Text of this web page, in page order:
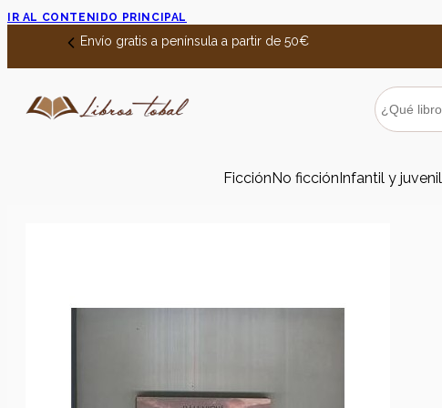
IR AL CONTENIDO PRINCIPAL
Envío gratis a península a partir de 50€
FicciónNo ficciónInfantil y juvenil